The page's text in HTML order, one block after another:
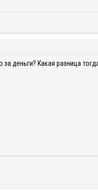
за деньги? Какая разница